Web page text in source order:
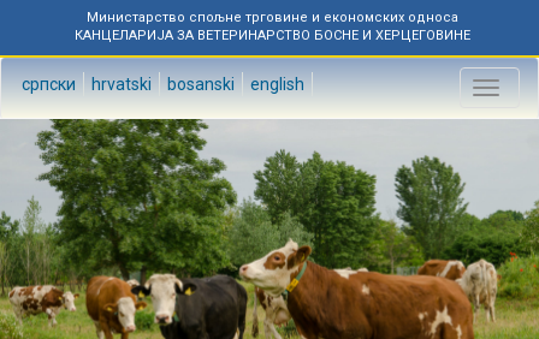
Министарство спољне трговине и економских односа
КАНЦЕЛАРИЈА ЗА ВЕТЕРИНАРСТВО БОСНЕ И ХЕРЦЕГОВИНЕ
српски hrvatski bosanski english
Toggle